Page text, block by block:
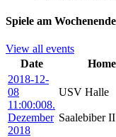
Spiele am Wochenende
View all events
Date
Home
2018-12-
08
11:00:008.
Dezember
2018
USV Halle
Saalebiber II